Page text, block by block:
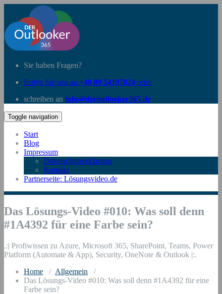
Sie haben Fragen?
Rufen Sie uns an +49 89 54197824 oder
schreiben an info@deroutlooker365.de
Toggle navigation
Start
Blog
Impressum
Datenschutzerklärung
Kontakt
Partnerseite: Lösungsvideo.de
Das Lösungs-Video #010: Was soll denn
#1A4392 für eine Farbe sein?
.:| Profiwissen zu Azure, Microsoft 365, SharePoint, Teams, Power
Platform (Automate & App), Security, OneNote & Outlook |:.
Home / Allgemein /
Das Lösungs-Video #010: Was soll denn #1A4392 für eine
Farbe sein?